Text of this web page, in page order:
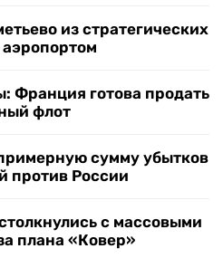
из стратегических
аэропортом
Франция готова продать
флот
сумму убытков
против России
с массовыми
плана «Ковер»